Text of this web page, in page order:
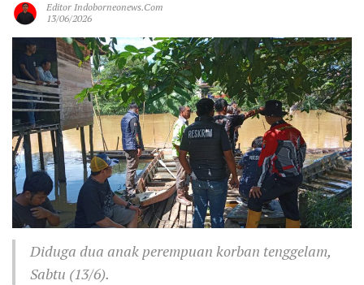
Editor Indoborneonews.com
13/06/2026
Diduga dua anak perempuan korban tenggelam,
Sabtu (13/6).